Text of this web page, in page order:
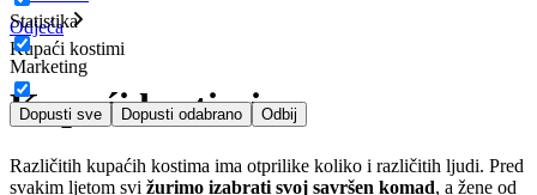
Statistika
Marketing
Dopusti sve Dopusti odabrano Odbij
Odjeća
Kupaći kostimi
Kupaći kostimi
Različitih kupaćih kostima ima otprilike koliko i različitih ljudi. Pred
svakim ljetom svi žurimo izabrati svoj savršen komad, a žene od